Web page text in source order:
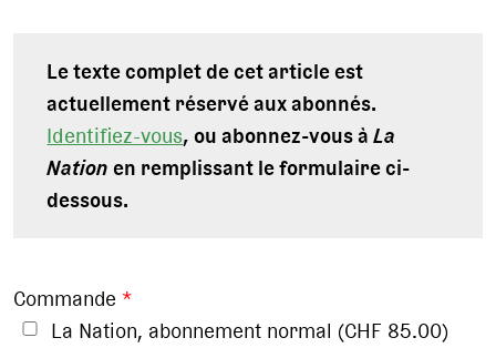
Le texte complet de cet article est
actuellement réservé aux abonnés.
Identifiez-vous, ou abonnez-vous àLa
Nationen remplissant le formulaire ci-
dessous.
Commande *
La Nation, abonnement normal (CHF 85.00)